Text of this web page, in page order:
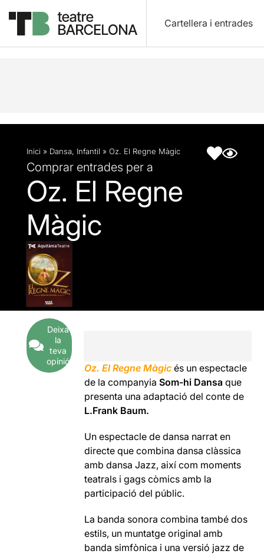
Cartellera i entrades
Descripció Fitxa artística
Inici » Dansa, Infantil » Oz. El Regne Màgic
Comprar entrades per a
Oz. El Regne
Màgic
Deixa
la
teva
opinió
Oz. El Regne Màgic és un espectacle
de la companyiaSom-hi Dansa que
presenta una adaptació del conte de
L.Frank Baum.
Un espectacle de dansa narrat en
directe que combina dansa clàssica
amb dansa Jazz, així com moments
teatrals i gags còmics amb la
participació del públic.
La banda sonora combina també dos
estils, un muntatge original amb
banda simfònica i una versió jazz de